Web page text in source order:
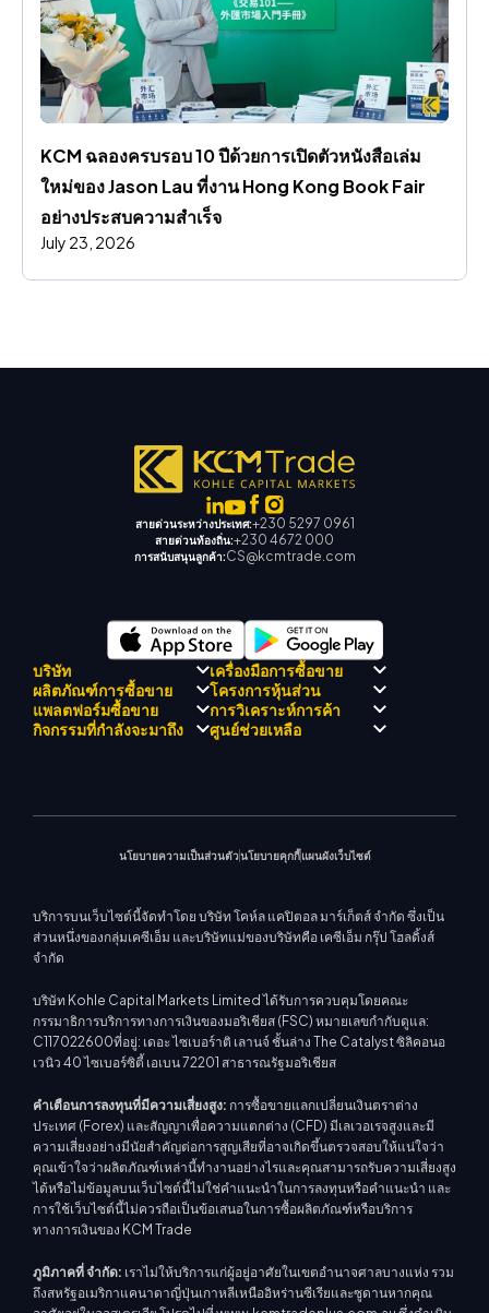
KCM ฉลองครบรอบ 10 ปีด้วยการเปิดตัวหนังสือเล่ม
ใหม่ของ Jason Lau ที่งาน Hong Kong Book Fair
อย่างประสบความสําเร็จ
July 23, 2026
สายด่วนระหว่างประเทศ:+230 5297 0961
สายด่วนท้องถิ่น:+230 4672 000
การสนับสนุนลูกค้า:CS@kcmtrade.com
บริษัท
การปฏิบัติตามกฎระเบียบ
เกี่ยวกับ KCM เทรด
ทีมดริฟท์เทรด เคซีเอ็ม
เครื่องมือการซื้อขาย
KCM เทรด AI ที่ปรึกษา
ศูนย์สัญญาณเทรด เคซีเอ็ม
ปฏิทินเศรษฐกิ
ผลิตภัณฑ์การซื้อขาย
Forex
โครงการหุ้นส่วน
แนะนำโปรแกรมโบรกเกอร์
แพลตฟอร์มซื้อขาย การวิเคราะห์การค้า
ทีมนักวิเคราะห์ตลาด
กิจกรรมที่กำลังจะมาถึง ศูนย์ช่วยเหลือ
นโยบายความเป็นส่วนตัวนโยบายคุกกี้ แผนผังเว็บไซต์
บริการบนเว็บไซต์นี้จัดทำโดย บริษัท โคห์ล แคปิตอล มาร์เก็ตส์ จำกัด ซึ่งเป็น
ส่วนหนึ่งของกลุ่มเคซีเอ็ม และบริษัทแม่ของบริษัทคือ เคซีเอ็ม กรุ๊ป โฮลดิ้งส์
จำกัด
บริษัท Kohle Capital Markets Limited ได้รับการควบคุมโดยคณะ
กรรมาธิการบริการทางการเงินของมอริเชียส (FSC) หมายเลขกำกับดูแล:
C117022600ที่อยู่: เดอะ ไซเบอร์าติ เลานจ์ ชั้นล่าง The Catalyst ซิลิคอนอ
เวนิว 40 ไซเบอร์ซิตี้ เอเบน 72201 สาธารณรัฐมอริเชียส
คำเตือนการลงทุนที่มีความเสี่ยงสูง: การซื้อขายแลกเปลี่ยนเงินตราต่าง
ประเทศ (Forex) และสัญญาเพื่อความแตกต่าง (CFD) มีเลเวอเรจสูงและมี
ความเสี่ยงอย่างมีนัยสำคัญต่อการสูญเสียที่อาจเกิดขึ้นตรวจสอบให้แน่ใจว่า
คุณเข้าใจว่าผลิตภัณฑ์เหล่านี้ทำงานอย่างไรและคุณสามารถรับความเสี่ยงสูง
ได้หรือไม่ข้อมูลบนเว็บไซต์นี้ไม่ใช่คำแนะนำในการลงทุนหรือคำแนะนำ และ
การใช้เว็บไซต์นี้ไม่ควรถือเป็นข้อเสนอในการซื้อผลิตภัณฑ์หรือบริการ
ทางการเงินของ KCM Trade
ภูมิภาคที่ จำกัด: เราไม่ให้บริการแก่ผู้อยู่อาศัยในเขตอำนาจศาลบางแห่ง รวม
ถึงสหรัฐอเมริกาแคนาดาญี่ปุ่นเกาหลีเหนืออิหร่านซีเรียและซูดานหากคุณ